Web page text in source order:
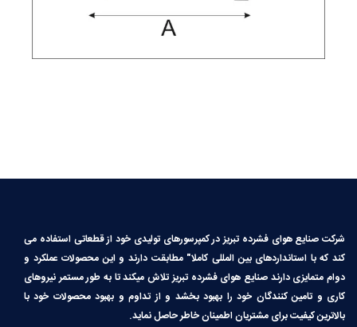
شرکت صنایع هوای فشرده تبریز در کمپرسورهای تولیدی خود از قطعاتی استفاده می
کند که با استانداردهای بین المللی کاملا″ مطابقت دارند و این محصولات عملکرد و
دوام متمایزی دارند صنایع هوای فشرده تبریز تلاش میکند تا به طور مستمر نیروهای
کاری و تامین کنندگان خود را بهبود بخشد و از تداوم و بهبود محصولات خود با
بالاترین کیفیت برای مشتریان اطمینان خاطر حاصل نماید.